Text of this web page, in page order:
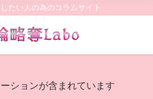
たい人の為のコラムサイト
ションが含まれています